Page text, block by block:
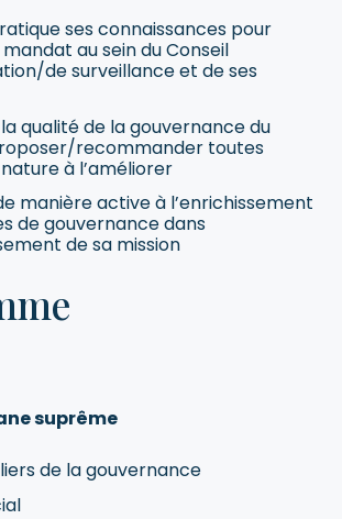
ses connaissances pour
au sein du Conseil
de surveillance et de ses
qualité de la gouvernance du
recommander toutes
à l’améliorer
manière active à l’enrichissement
de gouvernance dans
de sa mission
suprême
de la gouvernance